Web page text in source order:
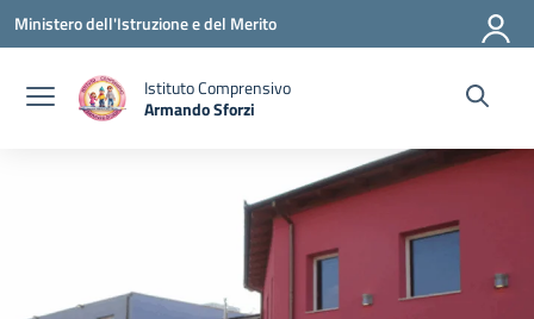
Vai ai contenuti
Vai al menu di navigazione
Vai al footer
Ministero dell'Istruzione e del Merito
Istituto Comprensivo
Armando Sforzi